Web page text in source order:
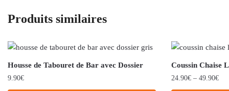
Produits similaires
Housse de Tabouret de Bar avec Dossier
9.90€
Coussin Chaise
24.90€ – 49.90€